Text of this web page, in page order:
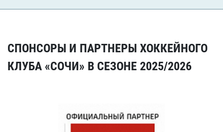
СПОНСОРЫ И ПАРТНЕРЫ ХОККЕЙНОГО
КЛУБА «СОЧИ» В СЕЗОНЕ 2025/2026